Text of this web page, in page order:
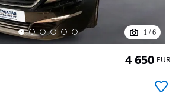
1 /6
4 650 EUR